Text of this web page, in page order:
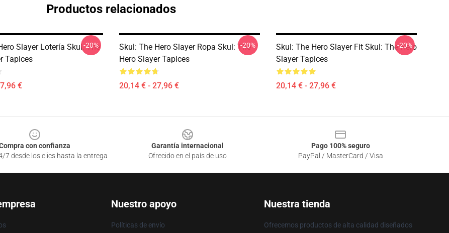
Productos relacionados
Slayer Lotería Skul: The
Tapices
€
-20%
Skul: The Hero Slayer Ropa Skul: The
Hero Slayer Tapices
20,14 € - 27,96 €
-20%
Skul: The Hero Slayer Fit Skul: The Hero
Slayer Tapices
20,14 € - 27,96 €
-20%
con confianza
7 desde los clics hasta la entrega
Garantía internacional
Ofrecido en el país de uso
Pago 100% seguro
PayPal / MasterCard / Visa
Nuestro apoyo
Políticas de envío
Nuestra tienda
Ofrecemos productos de alta calidad diseñados